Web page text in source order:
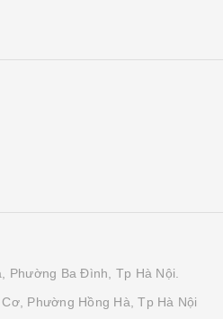
Phường Ba Đình, Tp Hà Nội.
Phường Hồng Hà, Tp Hà Nội